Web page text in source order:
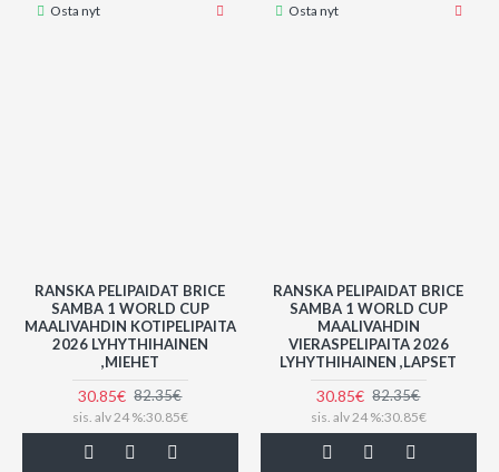
Osta nyt Osta nyt
RANSKA PELIPAIDAT BRICE
SAMBA 1 WORLD CUP
MAALIVAHDIN KOTIPELIPAITA
2026 LYHYTHIHAINEN
,MIEHET
30.85€ 82.35€
sis. alv 24 %:30.85€
RANSKA PELIPAIDAT BRICE
SAMBA 1 WORLD CUP
MAALIVAHDIN
VIERASPELIPAITA 2026
LYHYTHIHAINEN ,LAPSET
30.85€ 82.35€
sis. alv 24 %:30.85€